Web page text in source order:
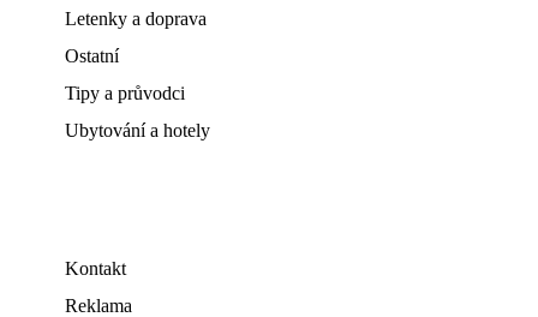
Letenky a doprava
Ostatní
Tipy a průvodci
Ubytování a hotely
Kontakt
Reklama